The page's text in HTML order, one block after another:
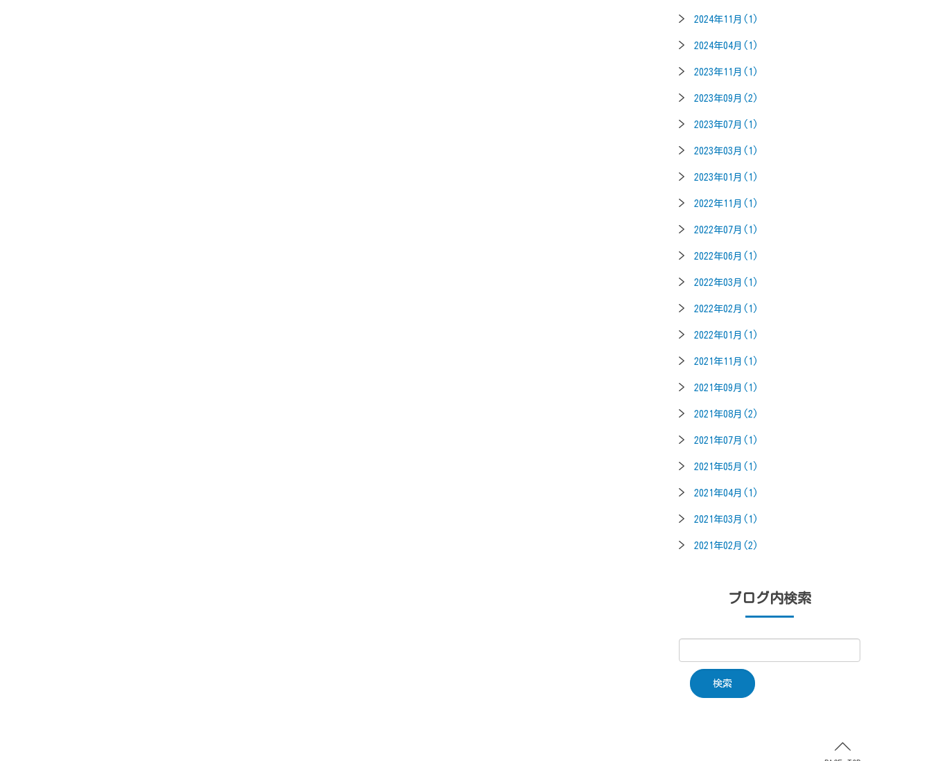
2024年11月(1)
2024年04月(1)
2023年11月(1)
2023年09月(2)
2023年07月(1)
2023年03月(1)
2023年01月(1)
2022年11月(1)
2022年07月(1)
2022年06月(1)
2022年03月(1)
2022年02月(1)
2022年01月(1)
2021年11月(1)
2021年09月(1)
2021年08月(2)
2021年07月(1)
2021年05月(1)
2021年04月(1)
2021年03月(1)
2021年02月(2)
ブログ内検索